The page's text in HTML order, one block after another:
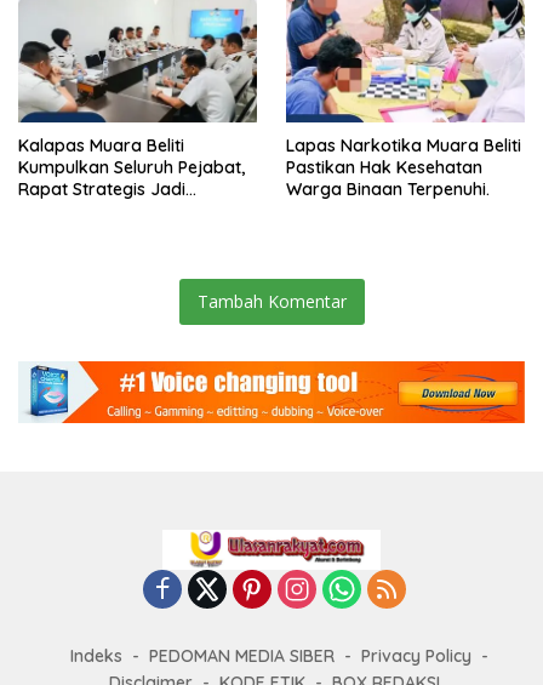
Kalapas Muara Beliti
Kumpulkan Seluruh Pejabat,
Rapat Strategis Jadi
Lapas Narkotika Muara Beliti
Pastikan Hak Kesehatan
Warga Binaan Terpenuhi.
Tambah Komentar
Indeks PEDOMAN MEDIA SIBER
Privacy Policy